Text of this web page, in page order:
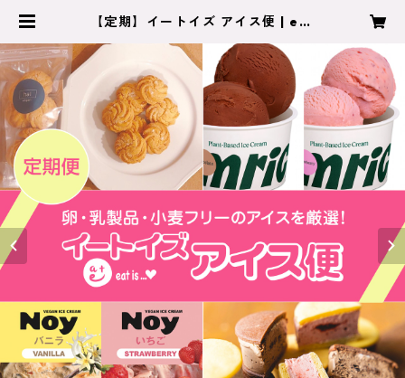
【定期】イートイズ アイス便 | eat